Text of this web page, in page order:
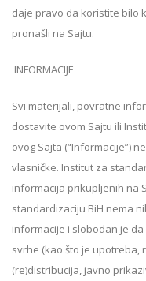
daje pravo da koristite bilo
pronašli na Sajtu.
INFORMACIJE
Svi materijali, povratne
dostavite ovom Sajtu ili
ovog Sajta (“Informacije”)
vlasničke. Institut za
informacija prikupljenih na
standardizaciju BiH nema
informacije i slobodan je
svrhe (kao što je upotreba,
(re)distribucija, javno